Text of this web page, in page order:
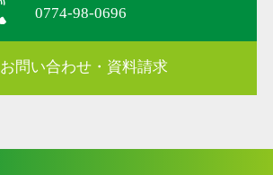
0774-98-0696
お問い合わせ・資料請求